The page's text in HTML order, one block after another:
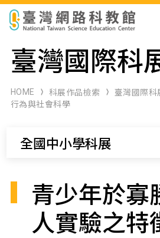
科展作品檢索
科學研習月刊
臺灣國際科
HOME 科展作品檢索
臺灣國際科
行為與社會科學
全國中小學科展
青少年於寡
人實驗之特